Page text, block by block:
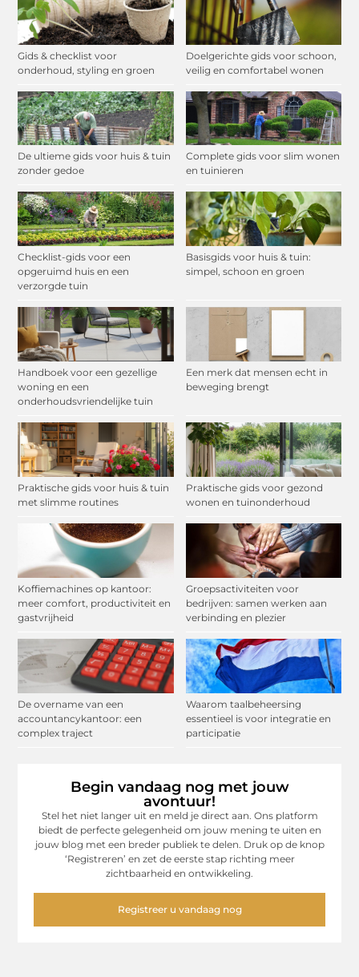
Gids & checklist voor
onderhoud, styling en groen
Doelgerichte gids voor schoon,
veilig en comfortabel wonen
De ultieme gids voor huis & tuin
zonder gedoe
Complete gids voor slim wonen
en tuinieren
Checklist-gids voor een
opgeruimd huis en een
verzorgde tuin
Basisgids voor huis & tuin:
simpel, schoon en groen
Handboek voor een gezellige
woning en een
onderhoudsvriendelijke tuin
Een merk dat mensen echt in
beweging brengt
Praktische gids voor huis & tuin
met slimme routines
Praktische gids voor gezond
wonen en tuinonderhoud
Koffiemachines op kantoor:
meer comfort, productiviteit en
gastvrijheid
Groepsactiviteiten voor
bedrijven: samen werken aan
verbinding en plezier
De overname van een
accountancykantoor: een
complex traject
Waarom taalbeheersing
essentieel is voor integratie en
participatie
Begin vandaag nog met jouw
avontuur!
Stel het niet langer uit en meld je direct aan. Ons platform
biedt de perfecte gelegenheid om jouw mening te uiten en
jouw blog met een breder publiek te delen. Druk op de knop
‘Registreren’ en zet de eerste stap richting meer
zichtbaarheid en ontwikkeling.
Registreer u vandaag nog